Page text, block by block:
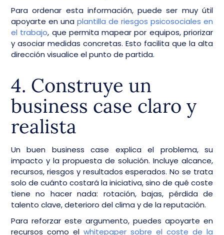
Para ordenar esta información, puede ser muy útil
apoyarte en una plantilla de riesgos psicosociales en
el trabajo, que permita mapear por equipos, priorizar
y asociar medidas concretas. Esto facilita que la alta
dirección visualice el punto de partida.
4. Construye un
business case claro y
realista
Un buen business case explica el problema, su
impacto y la propuesta de solución. Incluye alcance,
recursos, riesgos y resultados esperados. No se trata
solo de cuánto costará la iniciativa, sino de qué coste
tiene no hacer nada: rotación, bajas, pérdida de
talento clave, deterioro del clima y de la reputación.
Para reforzar este argumento, puedes apoyarte en
recursos como el whitepaper sobre el coste de la